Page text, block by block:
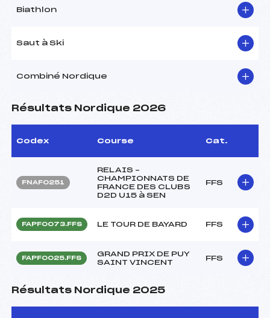
Biathlon
Saut à Ski
Combiné Nordique
Résultats Nordique 2026
Codex Course Cat.
FNAF0251
RELAIS –
CHAMPIONNATS DE
FRANCE DES CLUBS
D2D U15 à SEN
FFS
FAPF0073.FFS LE TOUR DE BAYARD FFS
FAPF0025.FFS
GRAND PRIX DE PUY
SAINT VINCENT
FFS
Résultats Nordique 2025